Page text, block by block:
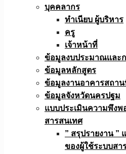
บุคคลากร
ทำเนียบ ผู้บริหาร
ครู
เจ้าหน้าที่
ข้อมูลงบประมาณเเละ
ข้อมูลหลักสูตร
ข้อมูลงานอาคารสถา
ข้อมูลจังหวัดนครปฐม
แบบประเมินความพึงพ
สารสนเทศ
” สรุปรายงาน ”
ของผู้ใช้ระบบสา